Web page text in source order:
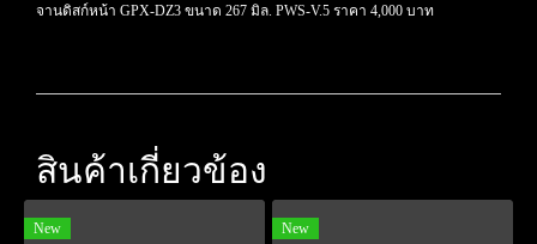
จานดิสก์หน้า GPX-DZ3 ขนาด 267 มิล. PWS-V.5 ราคา 4,000 บาท
สินค้าเกี่ยวข้อง
New New